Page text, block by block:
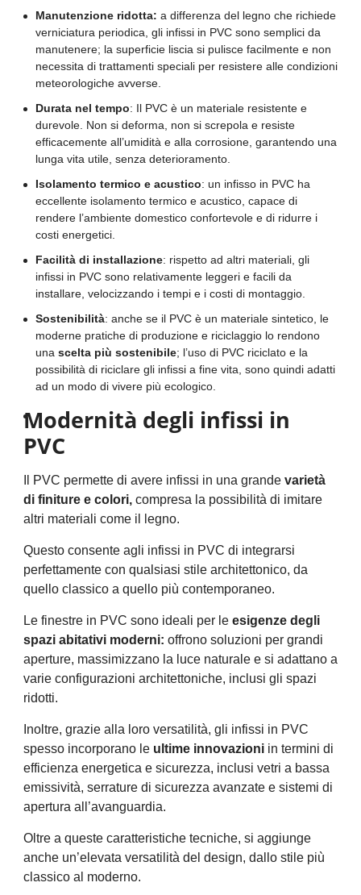
Manutenzione ridotta: a differenza del legno che richiede
verniciatura periodica, gli infissi in PVC sono semplici da
manutenere; la superficie liscia si pulisce facilmente e non
necessita di trattamenti speciali per resistere alle condizioni
meteorologiche avverse.
Durata nel tempo: Il PVC è un materiale resistente e
durevole. Non si deforma, non si screpola e resiste
efficacemente all’umidità e alla corrosione, garantendo una
lunga vita utile, senza deterioramento.
Isolamento termico e acustico: un infisso in PVC ha
eccellente isolamento termico e acustico, capace di
rendere l’ambiente domestico confortevole e di ridurre i
costi energetici.
Facilità di installazione: rispetto ad altri materiali, gli
infissi in PVC sono relativamente leggeri e facili da
installare, velocizzando i tempi e i costi di montaggio.
Sostenibilità: anche se il PVC è un materiale sintetico, le
moderne pratiche di produzione e riciclaggio lo rendono
una scelta più sostenibile; l’uso di PVC riciclato e la
possibilità di riciclare gli infissi a fine vita, sono quindi adatti
ad un modo di vivere più ecologico.
Modernità degli infissi in
PVC
Il PVC permette di avere infissi in una grande varietà
di finiture e colori, compresa la possibilità di imitare
altri materiali come il legno.
Questo consente agli infissi in PVC di integrarsi
perfettamente con qualsiasi stile architettonico, da
quello classico a quello più contemporaneo.
Le finestre in PVC sono ideali per leesigenze degli
spazi abitativi moderni: offrono soluzioni per grandi
aperture, massimizzano la luce naturale e si adattano a
varie configurazioni architettoniche, inclusi gli spazi
ridotti.
Inoltre, grazie alla loro versatilità, gli infissi in PVC
spesso incorporano le ultime innovazioni in termini di
efficienza energetica e sicurezza, inclusi vetri a bassa
emissività, serrature di sicurezza avanzate e sistemi di
apertura all’avanguardia.
Oltre a queste caratteristiche tecniche, si aggiunge
anche un’elevata versatilità del design, dallo stile più
classico al moderno.